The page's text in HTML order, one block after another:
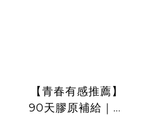
【青春有感推薦】
90天膠原補給｜皮